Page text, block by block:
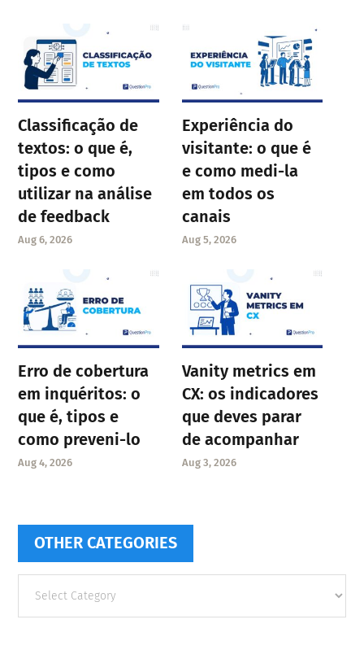
Classificação de
textos: o que é,
tipos e como
utilizar na análise
de feedback
Aug 6, 2026
Experiência do
visitante: o que é
e como medi-la
em todos os
canais
Aug 5, 2026
Erro de cobertura
em inquéritos: o
que é, tipos e
como preveni-lo
Aug 4, 2026
Vanity metrics em
CX: os indicadores
que deves parar
de acompanhar
Aug 3, 2026
OTHER CATEGORIES
categories